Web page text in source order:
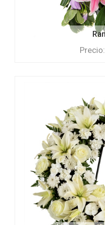
Precio: